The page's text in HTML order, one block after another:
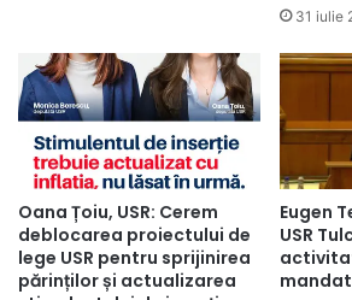
31 iulie
Oana Țoiu, USR: Cerem
deblocarea proiectului de
lege USR pentru sprijinirea
părinților și actualizarea
Eugen
USR
mandat